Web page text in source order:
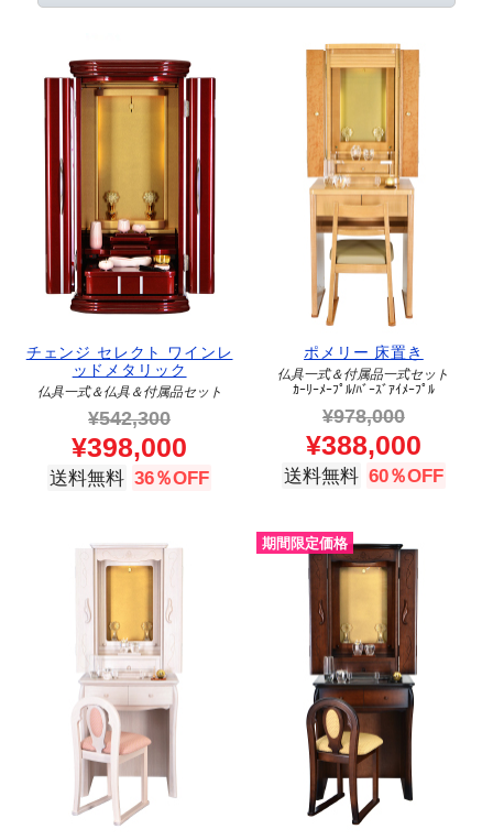
チェンジ セレクト ワインレ
ッドメタリック
仏具一式＆仏具＆付属品セット
¥542,300
¥398,000
送料無料 36％OFF
ポメリー 床置き
仏具一式＆付属品一式セット
ｶｰﾘｰﾒｰﾌﾟﾙ/ﾊﾞｰｽﾞｱｲﾒｰﾌﾟﾙ
¥978,000
¥388,000
送料無料 60％OFF
期間限定価格